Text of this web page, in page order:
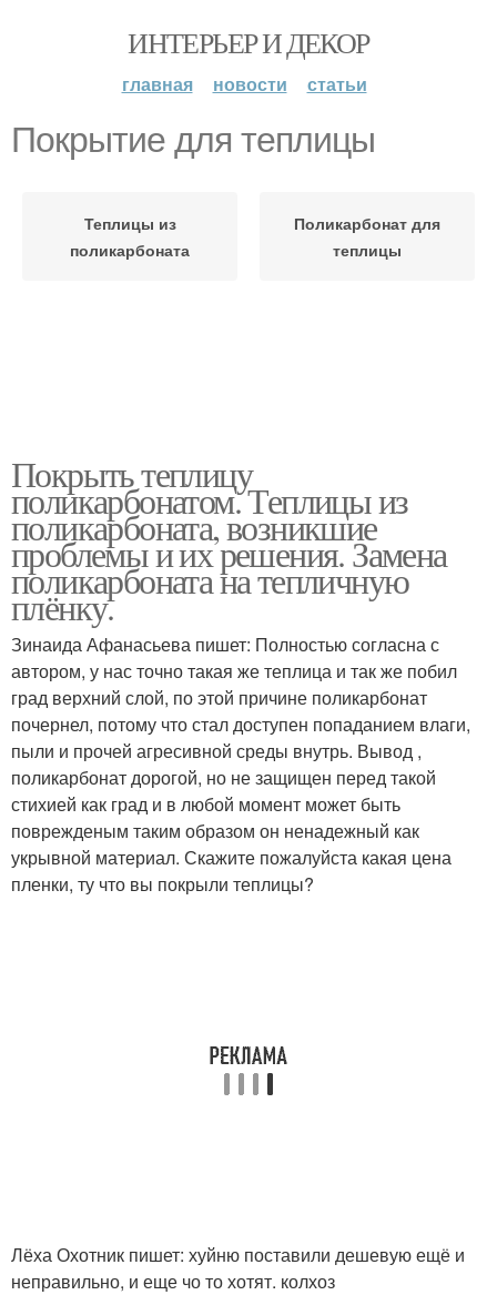
ИНТЕРЬЕР И ДЕКОР
главная новости статьи
Покрытие для теплицы
Теплицы из
поликарбоната
Поликарбонат для
теплицы
Покрыть теплицу
поликарбонатом. Теплицы из
поликарбоната, возникшие
проблемы и их решения. Замена
поликарбоната на тепличную
плёнку.
Зинаида Афанасьева пишет: Полностью согласна с
автором, у нас точно такая же теплица и так же побил
град верхний слой, по этой причине поликарбонат
почернел, потому что стал доступен попаданием влаги,
пыли и прочей агресивной среды внутрь. Вывод ,
поликарбонат дорогой, но не защищен перед такой
стихией как град и в любой момент может быть
поврежденым таким образом он ненадежный как
укрывной материал. Скажите пожалуйста какая цена
пленки, ту что вы покрыли теплицы?
Лёха Охотник пишет: хуйню поставили дешевую ещё и
неправильно, и еще чо то хотят. колхоз